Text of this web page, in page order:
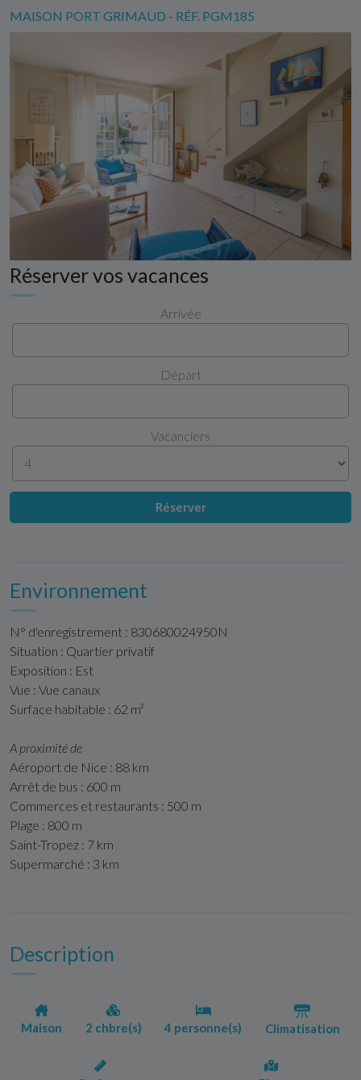
MAISON PORT GRIMAUD - RÉF. PGM185
Réserver vos vacances
Arrivée
Départ
Vacanciers
Réserver
Environnement
N° d'enregistrement : 830680024950N
Situation : Quartier privatif
Exposition : Est
Vue : Vue canaux
Surface habitable : 62 m²
A proximité de
Aéroport de Nice : 88 km
Arrêt de bus : 600 m
Commerces et restaurants : 500 m
Plage : 800 m
Saint-Tropez : 7 km
Supermarché : 3 km
Description
Maison 2 chbre(s) 4 personne(s) Climatisation